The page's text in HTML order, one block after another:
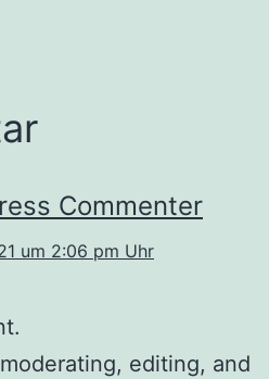
Commenter
um 2:06 pm Uhr
editing, and